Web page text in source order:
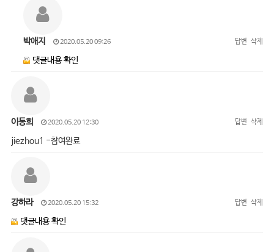
박애지 2020.05.20 09:26 답변 삭제
댓글내용 확인
이동희 2020.05.20 12:30 답변 삭제
jiezhou1 -참여완료
강하라 2020.05.20 15:32 답변 삭제
댓글내용 확인